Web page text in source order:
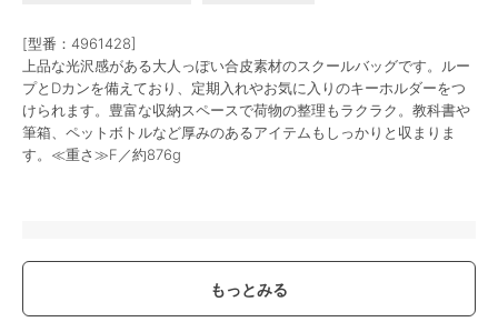
[型番：4961428]
上品な光沢感がある大人っぽい合皮素材のスクールバッグです。ルー
プとDカンを備えており、定期入れやお気に入りのキーホルダーをつ
けられます。豊富な収納スペースで荷物の整理もラクラク。教科書や
筆箱、ペットボトルなど厚みのあるアイテムもしっかりと収まりま
す。≪重さ≫F／約876g
ナルミヤオンライン
商品カテゴリ バッグ ／ボストンバッグ